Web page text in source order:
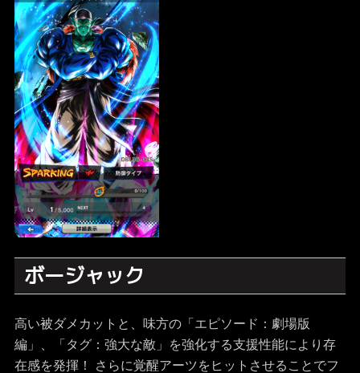
ボージャック
高い被ダメカットと、味方の「エピソード：劇場版
編」、「タグ：強大な敵」を強化する支援性能により存
在感を発揮！ さらに覚醒アーツをヒットさせることでフ